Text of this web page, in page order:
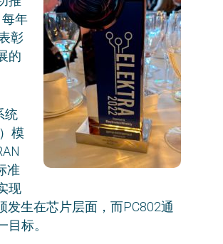
年
彰
的
统
模
准
现
发生在芯片层面，而PC802通
标。